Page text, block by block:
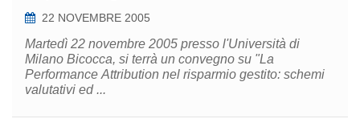
22 NOVEMBRE 2005
Martedì 22 novembre 2005 presso l'Università di
Milano Bicocca, si terrà un convegno su "La
Performance Attribution nel risparmio gestito: schemi
valutativi ed ...